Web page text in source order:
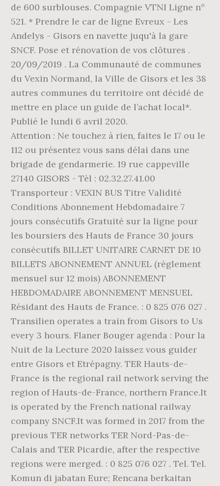
de 600 surblouses. Compagnie VTNI Ligne n°
521. * Prendre le car de ligne Evreux - Les
Andelys - Gisors en navette juqu'à la gare
SNCF. Pose et rénovation de vos clôtures .
20/09/2019 . La Communauté de communes
du Vexin Normand, la Ville de Gisors et les 38
autres communes du territoire ont décidé de
mettre en place un guide de l’achat local*.
Publié le lundi 6 avril 2020.
Attention : Ne touchez à rien, faites le 17 ou le
112 ou présentez vous sans délai dans une
brigade de gendarmerie. 19 rue cappeville
27140 GISORS - Tèl : 02.32.27.41.00
Transporteur : VEXIN BUS Titre Validité
Conditions Abonnement Hebdomadaire 7
jours consécutifs Gratuité sur la ligne pour
les boursiers des Hauts de France 30 jours
consécutifs BILLET UNITAIRE CARNET DE 10
BILLETS ABONNEMENT ANNUEL (règlement
mensuel sur 12 mois) ABONNEMENT
HEBDOMADAIRE ABONNEMENT MENSUEL
Résidant des Hauts de France. : 0 825 076 027 .
Transilien operates a train from Gisors to Us
every 3 hours. Flaner Bouger agenda : Pour la
Nuit de la Lecture 2020 laissez vous guider
entre Gisors et Etrépagny. TER Hauts-de-
France is the regional rail network serving the
region of Hauts-de-France, northern France.It
is operated by the French national railway
company SNCF.It was formed in 2017 from the
previous TER networks TER Nord-Pas-de-
Calais and TER Picardie, after the respective
regions were merged. : 0 825 076 027 . Tel. Tel.
Komun di jabatan Eure; Rencana berkaitan